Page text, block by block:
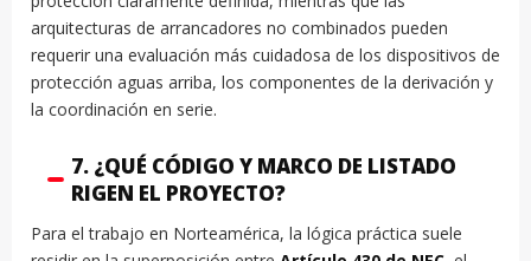
arquitecturas de arrancadores no combinados pueden
requerir una evaluación más cuidadosa de los dispositivos de
protección aguas arriba, los componentes de la derivación y
la coordinación en serie.
7. ¿QUÉ CÓDIGO Y MARCO DE LISTADO
RIGEN EL PROYECTO?
Para el trabajo en Norteamérica, la lógica práctica suele